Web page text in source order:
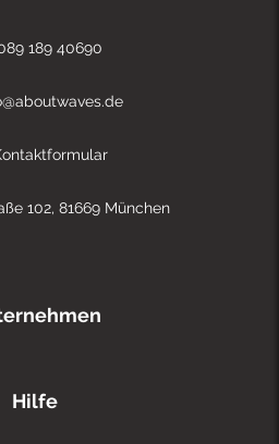
189 40690
102, 81669 München
Hilfe